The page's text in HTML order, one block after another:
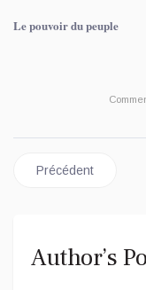
Le pouvoir du peuple
Article précédent :
Précédent
Author’s